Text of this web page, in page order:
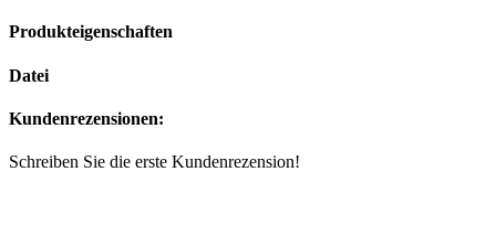
Produkteigenschaften
Datei
Kundenrezensionen:
Schreiben Sie die erste Kundenrezension!